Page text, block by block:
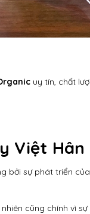
uy tín, chất
Việt Hân
bởi sự phát triển
cũng chính vì